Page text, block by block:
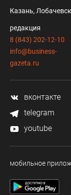
Казань,
редакция
8 (843) 202-12-10
info@business-
gazeta.ru
вконтакте
telegram
youtube
мобильное